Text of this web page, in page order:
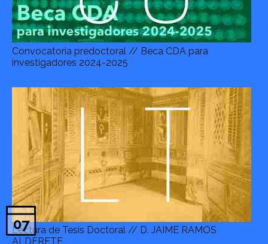
Convocatoria predoctoral // Beca CDA para
investigadores 2024-2025
Lectura de Tesis Doctoral // D. JAIME RAMOS
ALDERETE
07